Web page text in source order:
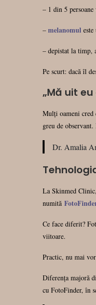
– 1 din 5
– melanomul
– depistat la timp,
Pe scurt: dacă îl
„Mă uit
Mulți oameni cred
greu de
Dr. Amalia
La Skinmed
numită
Ce face diferit?
viitoare.
Practic, nu mai
Diferența majoră
cu FotoFinder, în